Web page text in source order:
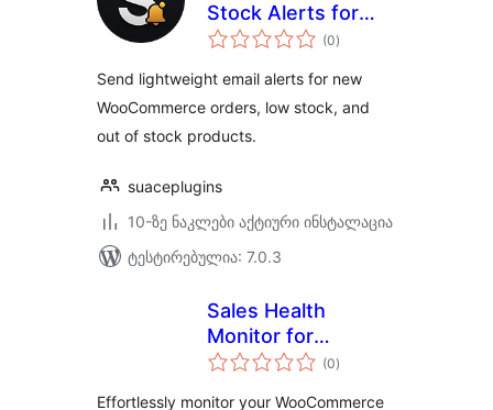
Stock Alerts for
WooCommerce
(0საერთო
რეიტინგი
)
Send lightweight email alerts for new
WooCommerce orders, low stock, and
out of stock products.
suaceplugins
10-ზე ნაკლები აქტიური ინსტალაცია
ტესტირებულია: 7.0.3
Sales Health
Monitor for
WooCommerce
(0საერთო
რეიტინგი
)
Effortlessly monitor your WooCommerce